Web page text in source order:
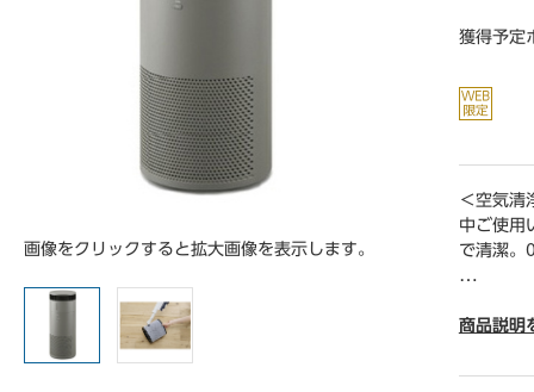
画像をクリックすると拡大画像を表示します。
獲得予定
＜空気清
中ご使用
で清潔。
● 質量／
● カラ―
商品説明